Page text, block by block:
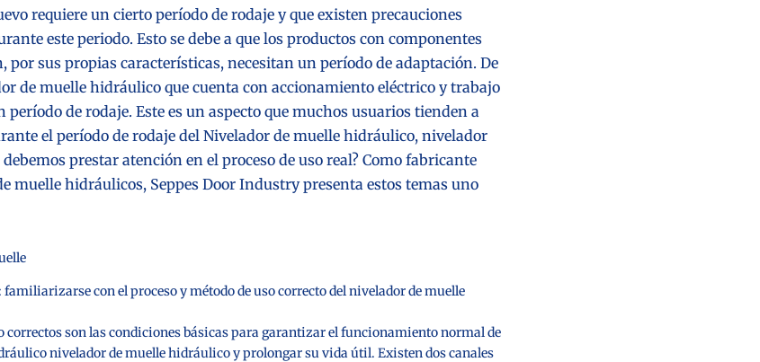
requiere un cierto período de rodaje y que existen precauciones
este periodo. Esto se debe a que los productos con componentes
por sus propias características, necesitan un período de adaptación. De
de muelle hidráulico que cuenta con accionamiento eléctrico y trabajo
de rodaje. Este es un aspecto que muchos usuarios tienden a
el período de rodaje del Nivelador de muelle hidráulico, nivelador
prestar atención en el proceso de uso real? Como fabricante
muelle hidráulicos, Seppes Door Industry presenta estos temas uno
con el proceso y método de uso correcto del nivelador de muelle
correctos son las condiciones básicas para garantizar el funcionamiento normal de
nivelador de muelle hidráulico y prolongar su vida útil. Existen dos canales